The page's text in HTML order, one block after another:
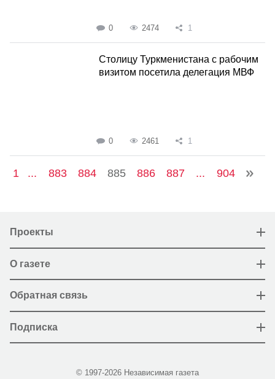
0 2474 1
Столицу Туркменистана с рабочим
визитом посетила делегация МВФ
0 2461 1
1 ... 883 884 885 886 887 ... 904
Проекты
О газете
Обратная связь
Подписка
© 1997-2026 Независимая газета